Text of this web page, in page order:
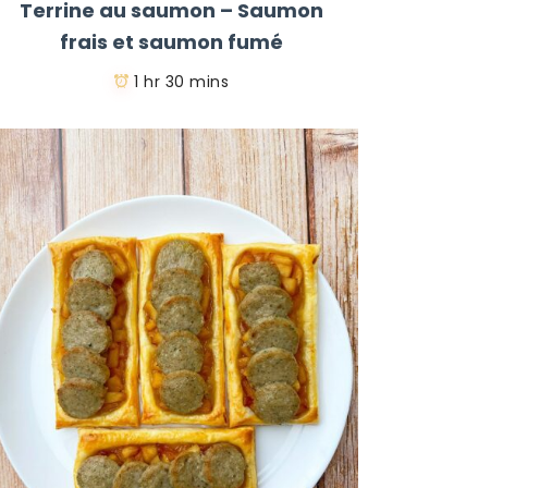
Terrine au saumon – Saumon
frais et saumon fumé
1 hr 30 mins